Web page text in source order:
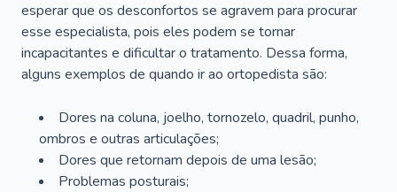
esperar que os desconfortos se agravem para procurar
esse especialista, pois eles podem se tornar
incapacitantes e dificultar o tratamento. Dessa forma,
alguns exemplos de quando ir ao ortopedista são:
Dores na coluna, joelho, tornozelo, quadril, punho,
ombros e outras articulações;
Dores que retornam depois de uma lesão;
Problemas posturais;